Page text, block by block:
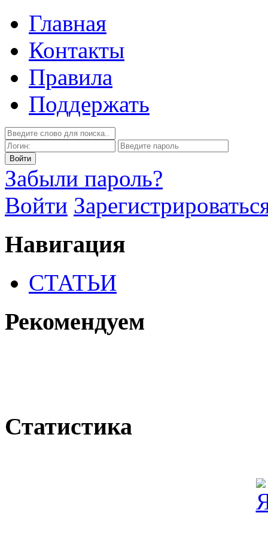
Главная
Контакты
Правила
Поддержать
Забыли пароль?
Войти
Навигация
СТАТЬИ
Рекомендуем
Статистика